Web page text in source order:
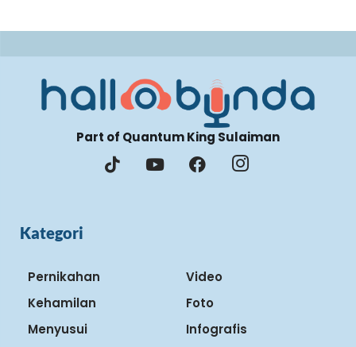
Part of Quantum King Sulaiman
Kategori
Pernikahan
Kehamilan
Menyusui
Video
Foto
Infografis